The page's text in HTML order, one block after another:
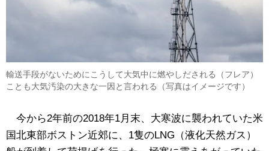
輸送手段がないためにこうして大気中に燃やしだされる（フレア）
ことも大気汚染の大きな一因と言われる（写真はイメージです）
今から2年前の2018年1月末、大寒波に襲われていた米
国北東部ボストン近郊に、1隻のLNG（液化天然ガス）